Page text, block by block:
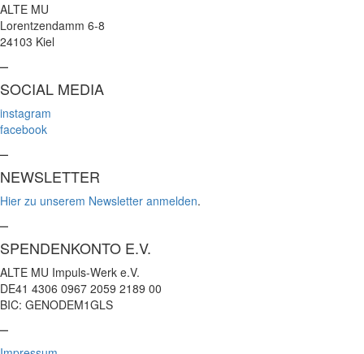
ALTE MU
Lorentzendamm 6-8
24103 Kiel
–
SOCIAL MEDIA
instagram
facebook
–
NEWSLETTER
Hier zu unserem Newsletter anmelden.
–
SPENDENKONTO E.V.
ALTE MU Impuls-Werk e.V.
DE41 4306 0967 2059 2189 00
BIC: GENODEM1GLS
–